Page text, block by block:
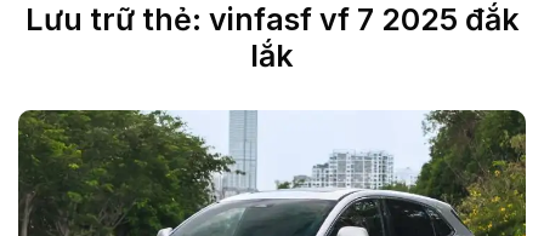
Lưu trữ thẻ: vinfasf vf 7 2025 đắk
lắk